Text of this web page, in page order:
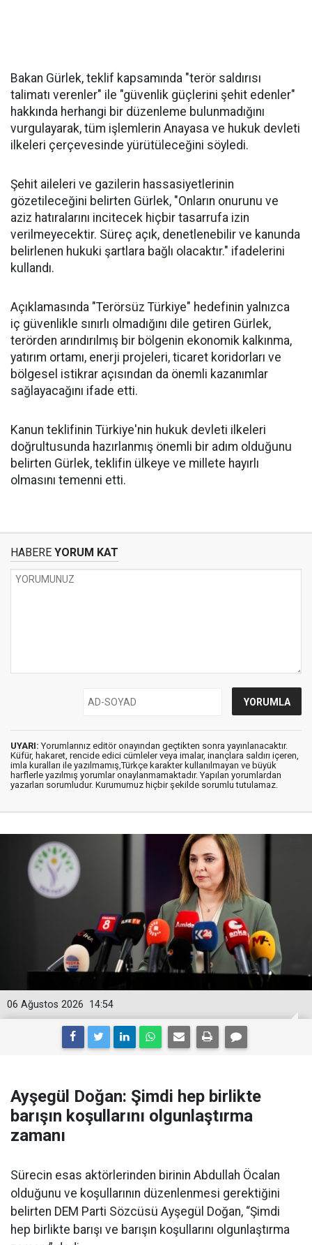
Bakan Gürlek, teklif kapsamında "terör saldırısı
talimatı verenler" ile "güvenlik güçlerini şehit edenler"
hakkında herhangi bir düzenleme bulunmadığını
vurgulayarak, tüm işlemlerin Anayasa ve hukuk devleti
ilkeleri çerçevesinde yürütüleceğini söyledi.
Şehit aileleri ve gazilerin hassasiyetlerinin
gözetileceğini belirten Gürlek, "Onların onurunu ve
aziz hatıralarını incitecek hiçbir tasarrufa izin
verilmeyecektir. Süreç açık, denetlenebilir ve kanunda
belirlenen hukuki şartlara bağlı olacaktır." ifadelerini
kullandı.
Açıklamasında "Terörsüz Türkiye" hedefinin yalnızca
iç güvenlikle sınırlı olmadığını dile getiren Gürlek,
terörden arındırılmış bir bölgenin ekonomik kalkınma,
yatırım ortamı, enerji projeleri, ticaret koridorları ve
bölgesel istikrar açısından da önemli kazanımlar
sağlayacağını ifade etti.
Kanun teklifinin Türkiye'nin hukuk devleti ilkeleri
doğrultusunda hazırlanmış önemli bir adım olduğunu
belirten Gürlek, teklifin ülkeye ve millete hayırlı
olmasını temenni etti.
HABERE YORUM KAT
UYARI: Yorumlarınız editör onayından geçtikten sonra yayınlanacaktır.
Küfür, hakaret, rencide edici cümleler veya imalar, inançlara saldırı içeren,
imla kuralları ile yazılmamış,Türkçe karakter kullanılmayan ve büyük
harflerle yazılmış yorumlar onaylanmamaktadır. Yapılan yorumlardan
yazarları sorumludur. Kurumumuz hiçbir şekilde sorumlu tutulamaz.
14:54
06 Ağustos 2026
Ayşegül Doğan: Şimdi hep birlikte
barışın koşullarını olgunlaştırma
zamanı
Sürecin esas aktörlerinden birinin Abdullah Öcalan
olduğunu ve koşullarının düzenlenmesi gerektiğini
belirten DEM Parti Sözcüsü Ayşegül Doğan, “Şimdi
hep birlikte barışı ve barışın koşullarını olgunlaştırma